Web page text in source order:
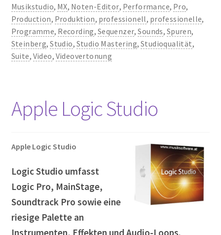
Musikstudio, MX, Noten-Editor, Performance, Pro,
Production, Produktion, professionell, professionelle,
Programme, Recording, Sequenzer,Sounds, Spuren,
Steinberg,Studio, Studio Mastering,Studioqualität,
Suite, Video, Videovertonung
Apple Logic Studio
Apple Logic Studio
Logic Studio umfasst
Logic Pro, MainStage,
Soundtrack Pro sowie eine
riesige Palette an